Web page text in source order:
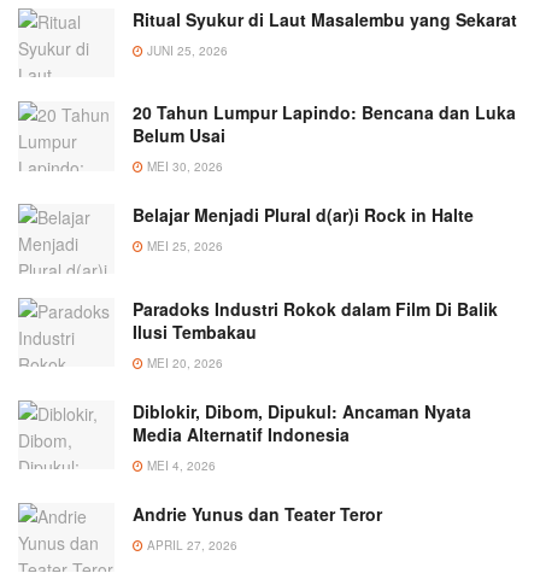
Ritual Syukur di Laut Masalembu yang Sekarat
JUNI 25, 2026
20 Tahun Lumpur Lapindo: Bencana dan Luka
Belum Usai
MEI 30, 2026
Belajar Menjadi Plural d(ar)i Rock in Halte
MEI 25, 2026
Paradoks Industri Rokok dalam Film Di Balik
Ilusi Tembakau
MEI 20, 2026
Diblokir, Dibom, Dipukul: Ancaman Nyata
Media Alternatif Indonesia
MEI 4, 2026
Andrie Yunus dan Teater Teror
APRIL 27, 2026